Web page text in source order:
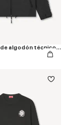
Cortavientos de algodón técnico 'Boke Flower 2.0'